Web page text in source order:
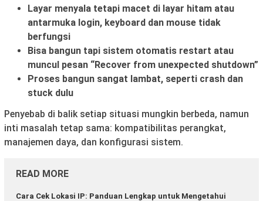
Layar menyala tetapi macet di layar hitam atau
antarmuka login, keyboard dan mouse tidak
berfungsi
Bisa bangun tapi sistem otomatis restart atau
muncul pesan “Recover from unexpected shutdown”
Proses bangun sangat lambat, seperti crash dan
stuck dulu
Penyebab di balik setiap situasi mungkin berbeda, namun
inti masalah tetap sama: kompatibilitas perangkat,
manajemen daya, dan konfigurasi sistem.
READ MORE
Cara Cek Lokasi IP: Panduan Lengkap untuk Mengetahui